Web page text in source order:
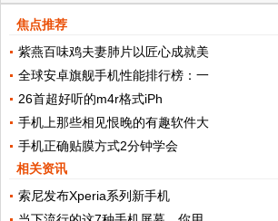
焦点推荐
紫燕百味鸡夫妻肺片以匠心成就美
全球安卓旗舰手机性能排行榜：一
26首超好听的m4r格式iPh
手机上那些相见恨晚的有趣软件大
手机正确贴膜方式2分钟学会
相关资讯
索尼发布Xperia系列新手机